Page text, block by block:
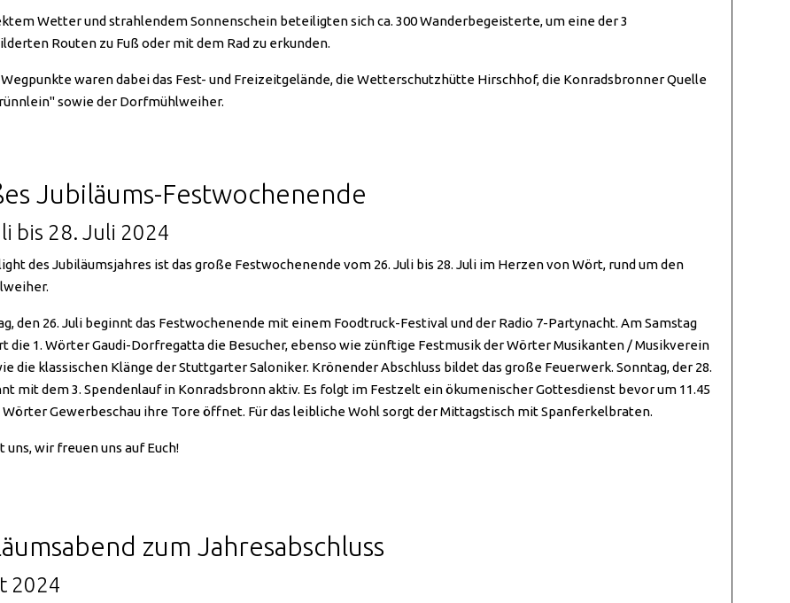
Wetter und strahlendem Sonnenschein beteiligten sich ca. 300 Wanderbegeisterte, um eine der 3
Routen zu Fuß oder mit dem Rad zu erkunden.
waren dabei das Fest- und Freizeitgelände, die Wetterschutzhütte Hirschhof, die Konradsbronner Quelle
sowie der Dorfmühlweiher.
Jubiläums-Festwochenende
bis 28. Juli 2024
des Jubiläumsjahres ist das große Festwochenende vom 26. Juli bis 28. Juli im Herzen von Wört, rund um den
den 26. Juli beginnt das Festwochenende mit einem Foodtruck-Festival und der Radio 7-Partynacht. Am Samstag
die 1. Wörter Gaudi-Dorfregatta die Besucher, ebenso wie zünftige Festmusik der Wörter Musikanten / Musikverein
die klassischen Klänge der Stuttgarter Saloniker. Krönender Abschluss bildet das große Feuerwerk. Sonntag, der 28.
mit dem 3. Spendenlauf in Konradsbronn aktiv. Es folgt im Festzelt ein ökumenischer Gottesdienst bevor um 11.45
Wörter Gewerbeschau ihre Tore öffnet. Für das leibliche Wohl sorgt der Mittagstisch mit Spanferkelbraten.
uns, wir freuen uns auf Euch!
zum Jahresabschluss
2024